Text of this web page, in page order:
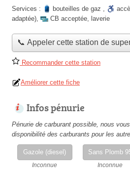
Services :
bouteilles de gaz ,
adaptée), CB acceptée, laverie
📞 Appeler cette station de
Recommander cette station
Améliorer cette fiche
Infos pénurie
Pénurie de carburant possible, nous
disponibilité des carburants pour les
Gazole (diesel)
Inconnue
Sans Plomb
Inconnue